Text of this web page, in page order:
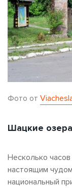
Фото от
Шацкие озера
Несколько
настоящим
национальный